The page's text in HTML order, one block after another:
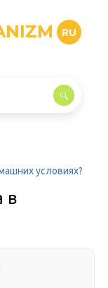
RU
условиях?
в